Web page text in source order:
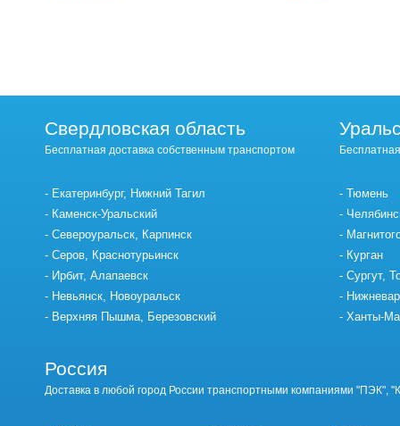
Свердловская область
Бесплатная доставка собственным транспортом
Екатеринбург, Нижний Тагил
Каменск-Уральский
Североуральск, Карпинск
Серов, Краснотурьинск
Ирбит, Алапаевск
Невьянск, Новоуральск
Верхняя Пышма, Березовский
Тюмень
Курган
Сургут,
Ханты-
Россия
Доставка в любой город России транспортными компаниями "ПЭК",